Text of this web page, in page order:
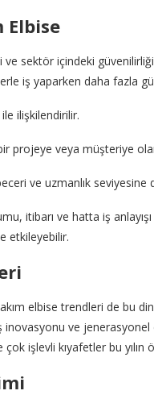
Elbise
sektör içindeki
iş yaparken daha fazla
ilişkilendirilir.
projeye veya müşteriye
ve uzmanlık seviyesine
itibarı ve hatta iş
etkileyebilir.
elbise trendleri de bu
ve jenerasyonel
işlevli kıyafetler bu yılın